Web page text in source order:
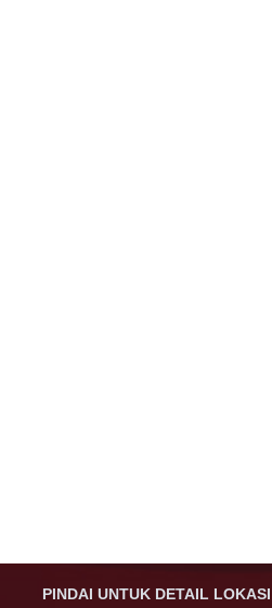
PINDAI UNTUK DETAIL LOKASI